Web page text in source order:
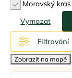
Moravský kras
Vymazat
Filtrování
Zobrazit na mapě